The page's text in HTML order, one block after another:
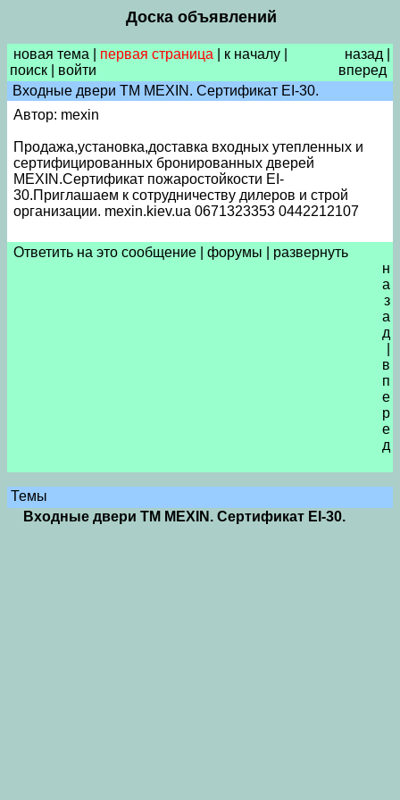
Доска объявлений
новая тема первая страница к началу
поиск
войти
назад
вперед
Входные двери ТМ MEXIN. Сертификат EI-30.
Автор: mexin
Продажа,установка,доставка входных утепленных и
сертифицированных бронированных дверей
MEXIN.Сертификат пожаростойкости EI-
30.Приглашаем к сотрудничеству дилеров и строй
организации. mexin.kiev.ua 0671323353 0442212107
Ответить на это сообщение форумы
развернуть
н
а
з
а
д
в
п
е
р
е
д
Темы
Входные двери ТМ MEXIN. Сертификат EI-30.